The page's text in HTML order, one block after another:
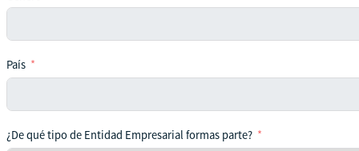
País
¿De qué tipo de Entidad Empresarial formas parte?